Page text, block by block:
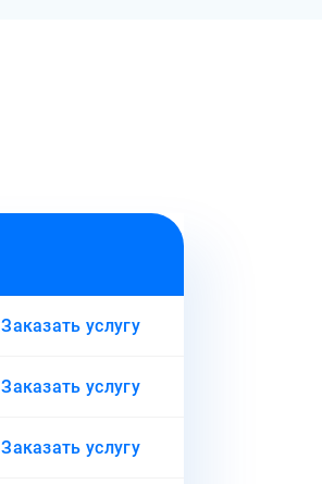
Заказать услугу
Заказать услугу
Заказать услугу